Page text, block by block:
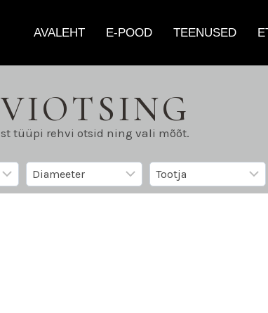
AVALEHT E-POOD TEENUSED
tüüpi rehvi otsid ning vali mõõt.